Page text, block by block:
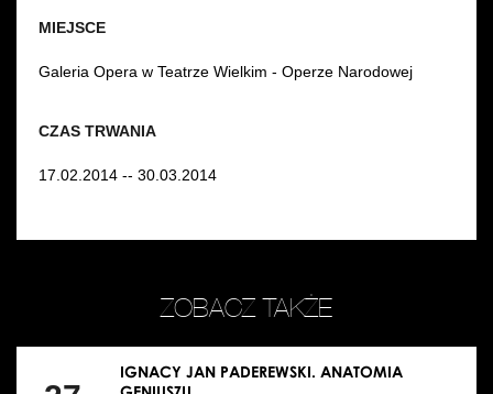
CZAS TRWANIA
17.02.2014 -- 30.03.2014
MIEJSCE
Galeria Opera w Teatrze Wielkim - Operze Narodowej
ZOBACZ TAKŻE
IGNACY JAN PADEREWSKI. ANATOMIA